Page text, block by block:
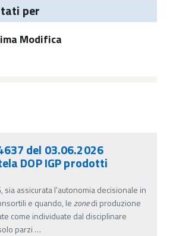
per
Modifica
del 03.06.2026
DOP IGP prodotti
sia assicurata l'autonomia decisionale in
e quando, lezonedi produzione
come individuate dal disciplinare
parzi …